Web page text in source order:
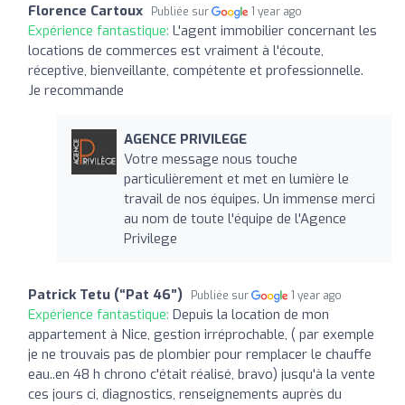
Florence Cartoux Publiée sur 1 year ago
Expérience fantastique: L'agent immobilier concernant les
locations de commerces est vraiment à l'écoute,
réceptive, bienveillante, compétente et professionnelle.
Je recommande
AGENCE PRIVILEGE
Votre message nous touche
particulièrement et met en lumière le
travail de nos équipes. Un immense merci
au nom de toute l'équipe de l'Agence
Privilege
Patrick Tetu (“Pat 46”) Publiée sur 1 year ago
Expérience fantastique: Depuis la location de mon
appartement à Nice, gestion irréprochable, ( par exemple
je ne trouvais pas de plombier pour remplacer le chauffe
eau..en 48 h chrono c'était réalisé, bravo) jusqu'à la vente
ces jours ci, diagnostics, renseignements auprès du